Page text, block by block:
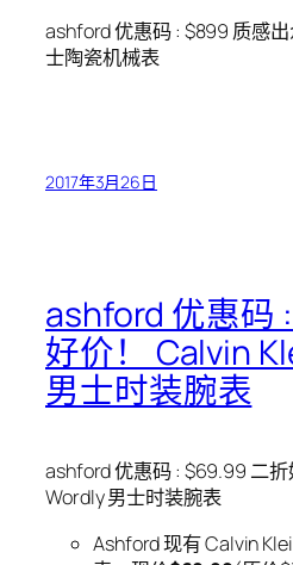
ashford 优惠码 : $899 质感
士陶瓷机械表
2017年3月26日
ashford 优惠码
好价！ Calvin
男士时装腕表
ashford 优惠码 : $69.99 二
Wordly 男士时装腕表
Ashford 现有 Calvin